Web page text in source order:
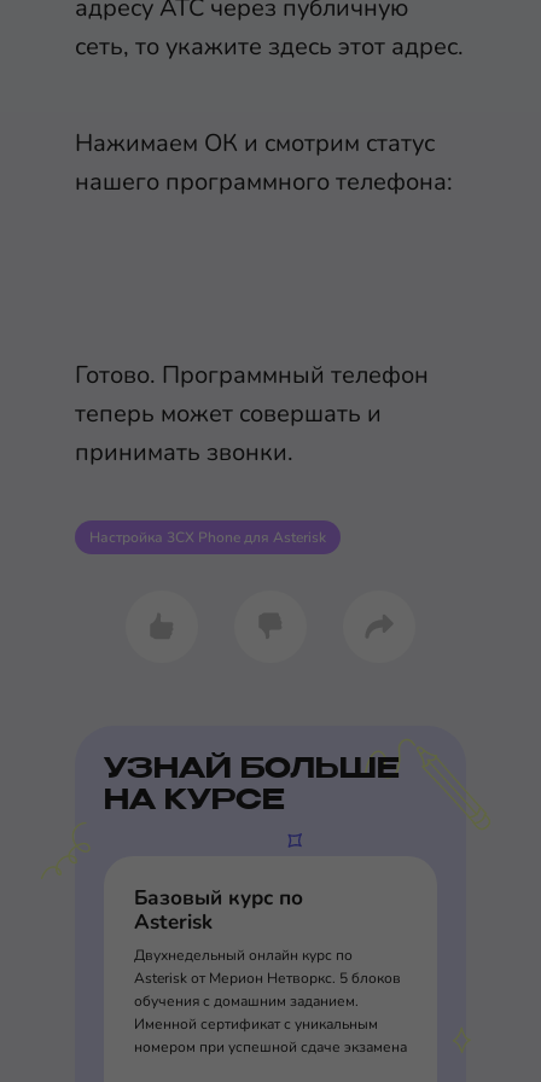
адресу АТС через публичную
сеть, то укажите здесь этот адрес.
Нажимаем ОК и смотрим статус
нашего программного телефона:
Готово. Программный телефон
теперь может совершать и
принимать звонки.
Настройка 3CX Phone для Asterisk
УЗНАЙ БОЛЬШЕ
НА КУРСЕ
Базовый курс по
Asterisk
Двухнедельный онлайн курс по
Asterisk от Мерион Нетворкс. 5 блоков
обучения с домашним заданием.
Именной сертификат с уникальным
номером при успешной сдаче экзамена